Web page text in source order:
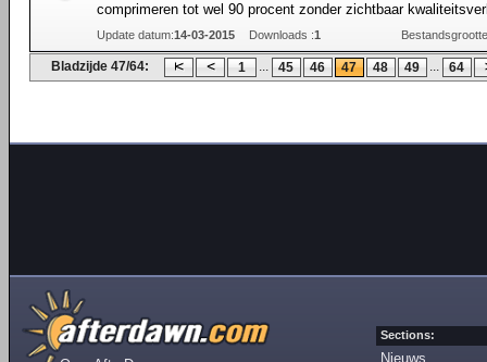
comprimeren tot wel 90 procent zonder zichtbaar
Update datum:14-03-2015 Downloads :1
Bladzijde 47/64: 1 ... 45 46 47 48 49 ... 64
Sections:
Nieuws